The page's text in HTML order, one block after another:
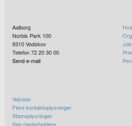
Aalborg
Norbis Park 100
9310Vodskov
Telefon 72 20 30 00
Send e-mail
Vejviser
Flere kontaktoplysninger
Stamoplysninger
Søg medarbejdere